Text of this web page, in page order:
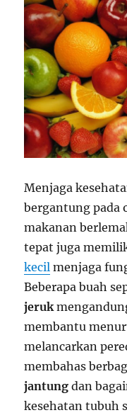
Menjaga
bergantung pada
makanan
tepat juga
kecil menjaga
Beberapa buah
jeruk
membantu
melancarkan
membahas
jantung dan
kesehatan tubuh